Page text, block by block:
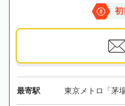
最寄駅 東京メトロ「茅